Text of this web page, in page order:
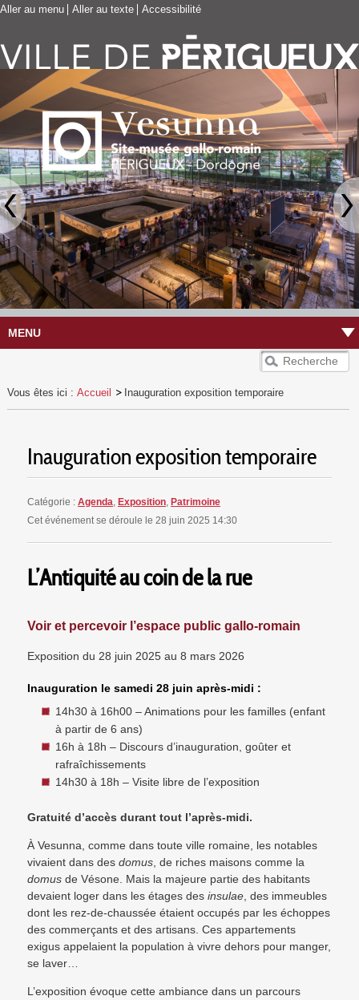
Aller au menu Aller au texte Accessibilité
MENU
VESUNNA
EVÈNEMENTS
Vous êtes ici : Accueil Inauguration exposition temporaire
Inauguration exposition temporaire
Catégorie :Agenda ,Exposition ,Patrimoine
Cet événement se déroule le 28 juin 2025 14:30
L’Antiquité au coin de la rue
Voir et percevoir l’espace public gallo-romain
Exposition du 28 juin 2025 au 8 mars 2026
Inauguration le samedi 28 juin après-midi :
14h30 à 16h00 – Animations pour les familles (enfant
à partir de 6 ans)
16h à 18h – Discours d’inauguration, goûter et
rafraîchissements
14h30 à 18h – Visite libre de l’exposition
Gratuité d’accès durant tout l’après-midi.
À Vesunna, comme dans toute ville romaine, les notables
vivaient dans desdomus , de riches maisons comme la
domus de Vésone. Mais la majeure partie des habitants
devaient loger dans les étages desinsulae , des immeubles
dont les rez-de-chaussée étaient occupés par les échoppes
des commerçants et des artisans. Ces appartements
exigus appelaient la population à vivre dehors pour manger,
se laver…
L’exposition évoque cette ambiance dans un parcours